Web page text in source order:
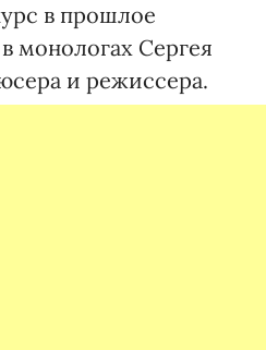
в прошлое
монологах Сергея
и режиссера.